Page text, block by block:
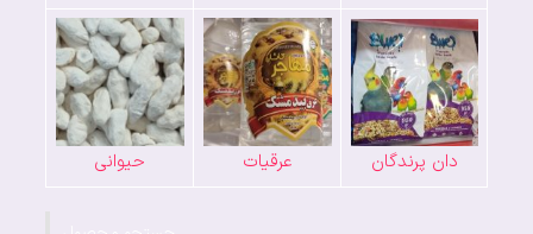
دان پرندگان عرقیات حیوانی